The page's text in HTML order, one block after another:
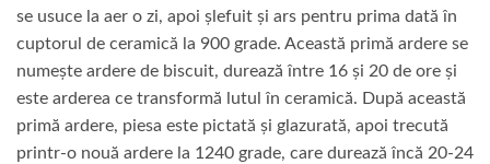
se usuce la aer o zi, apoi șlefuit și ars pentru prima dată în
cuptorul de ceramică la 900 grade. Această primă ardere se
numește ardere de biscuit, durează între 16 și 20 de ore și
este arderea ce transformă lutul în ceramică. După această
primă ardere, piesa este pictată și glazurată, apoi trecută
printr-o nouă ardere la 1240 grade, care durează încă 20-24